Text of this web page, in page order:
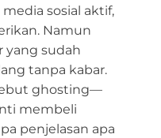
sosial aktif,
Namun
yang sudah
tanpa kabar.
ghosting—
membeli
penjelasan apa